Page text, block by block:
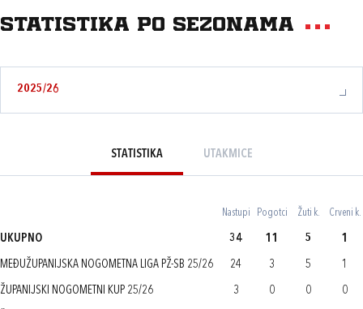
Statistika po sezonama
2025/26
STATISTIKA UTAKMICE
Nastupi Pogotci Žuti k. Crveni k.
UKUPNO 34 11 5 1
MEĐUŽUPANIJSKA NOGOMETNA LIGA PŽ-SB 25/26 24 3 5 1
ŽUPANIJSKI NOGOMETNI KUP 25/26 3 0 0 0